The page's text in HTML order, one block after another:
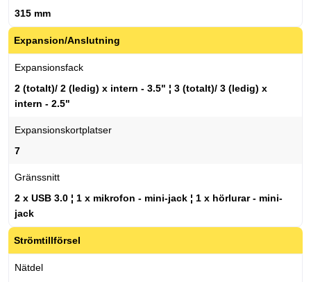
315 mm
Expansion/Anslutning
Expansionsfack
2 (totalt)/ 2 (ledig) x intern - 3.5" ¦ 3 (totalt)/ 3 (ledig) x
intern - 2.5"
Expansionskortplatser
7
Gränssnitt
2 x USB 3.0 ¦ 1 x mikrofon - mini-jack ¦ 1 x hörlurar - mini-
jack
Strömtillförsel
Nätdel